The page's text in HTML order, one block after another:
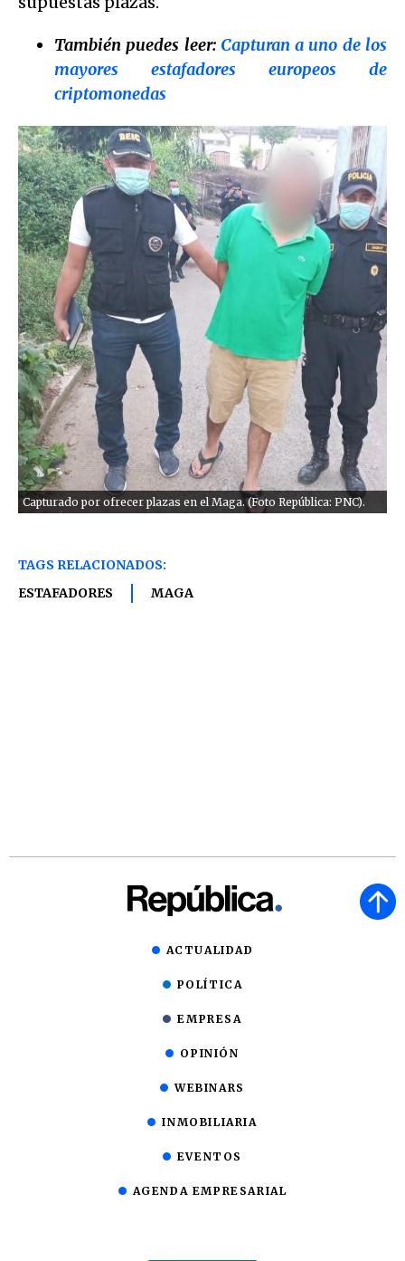
También puedes leer: Capturan a uno de los
mayores estafadores europeos de
criptomonedas
Capturado por ofrecer plazas en el Maga. (Foto República: PNC).
TAGS RELACIONADOS:
ESTAFADORES
MAGA
ACTUALIDAD
POLÍTICA
EMPRESA
OPINIÓN
WEBINARS
INMOBILIARIA
EVENTOS
AGENDA EMPRESARIAL